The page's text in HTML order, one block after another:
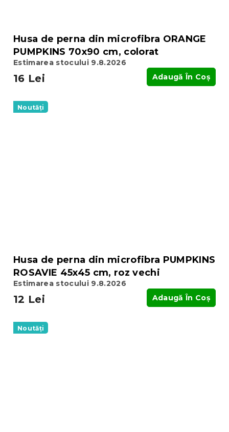
Husa de perna din microfibra ORANGE
PUMPKINS 70x90 cm, colorat
Estimarea stocului 9.8.2026
16 Lei Adaugă În Coş
Noutăți
Husa de perna din microfibra PUMPKINS
ROSAVIE 45x45 cm, roz vechi
Estimarea stocului 9.8.2026
12 Lei Adaugă În Coş
Noutăți